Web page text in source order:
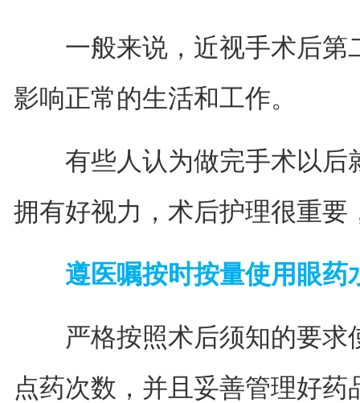
一般来说，近视手术后第
影响正常的生活和工作。
有些人认为做完手术以后
拥有好视力，术后护理很重
遵医嘱按时按量使用眼药
严格按照术后须知的要求
点药次数，并且妥善管理好